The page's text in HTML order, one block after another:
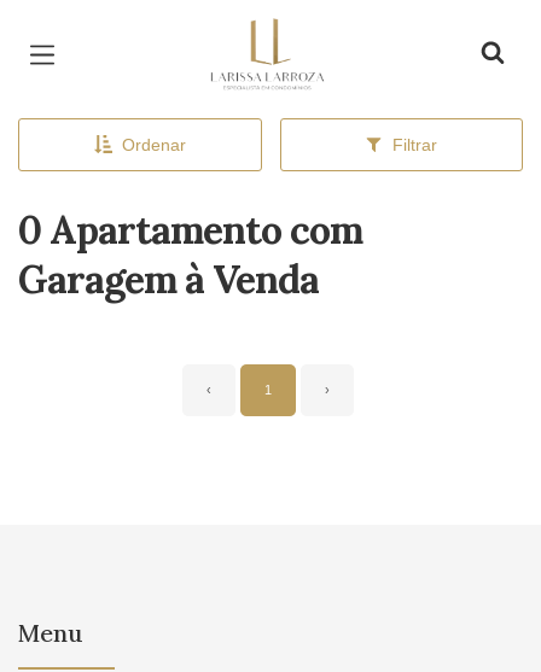
Ordenar Filtrar
0 Apartamento com
Garagem à Venda
‹ 1 ›
Menu